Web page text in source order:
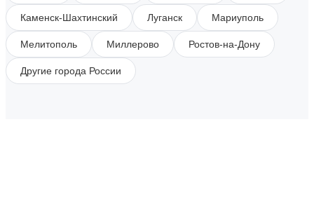
Каменск-Шахтинский Луганск Мариуполь
Мелитополь Миллерово Ростов-на-Дону
Другие города России